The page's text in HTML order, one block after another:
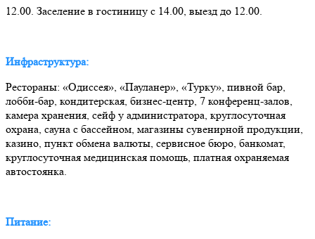
12.00. Заселение в гостиницу с 14.00, выезд до 12.00.
Инфраструктура:
Рестораны: «Одиссея», «Пауланер», «Турку», пивной бар,
лобби-бар, кондитерская, бизнес-центр, 7 конференц-залов,
камера хранения, сейф у администратора, круглосуточная
охрана, сауна с бассейном, магазины сувенирной продукции,
казино, пункт обмена валюты, сервисное бюро, банкомат,
круглосуточная медицинская помощь, платная охраняемая
автостоянка.
Питание: